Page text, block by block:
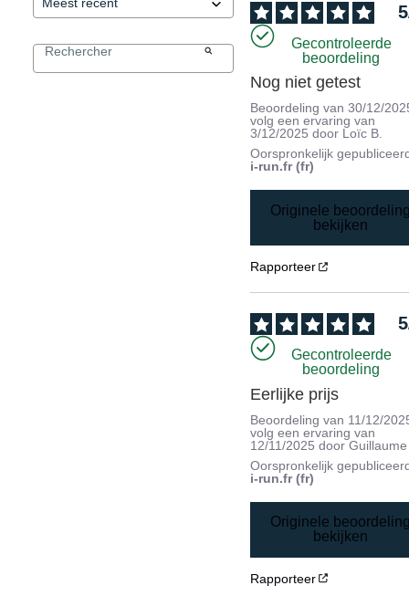
5
Gecontroleerde
beoordeling
Nog niet getest
Beoordeling van30/12/
volg een ervaring van
3/12/2025 door Loïc B.
Oorspronkelijk
i-run.fr (fr)
Originele
bekijken
Rapporteer
5
Gecontroleerde
beoordeling
Eerlijke prijs
Beoordeling van 11/12/
volg een ervaring van
12/11/2025 door
Oorspronkelijk
i-run.fr (fr)
Originele
bekijken
Rapporteer